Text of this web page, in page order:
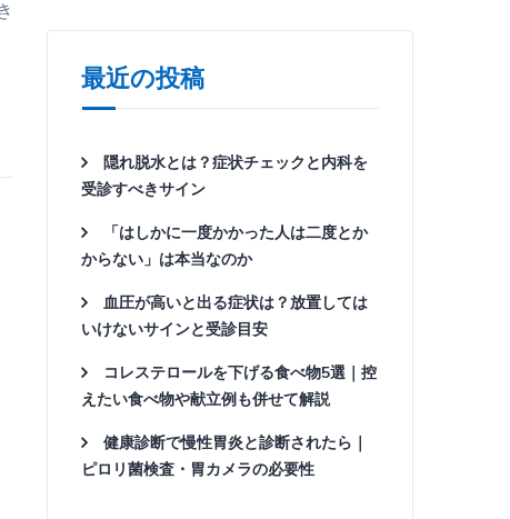
最近の投稿
隠れ脱水とは？症状チェックと内科を
受診すべきサイン
「はしかに一度かかった人は二度とか
からない」は本当なのか
血圧が高いと出る症状は？放置しては
いけないサインと受診目安
コレステロールを下げる食べ物5選｜控
えたい食べ物や献立例も併せて解説
健康診断で慢性胃炎と診断されたら｜
ピロリ菌検査・胃カメラの必要性